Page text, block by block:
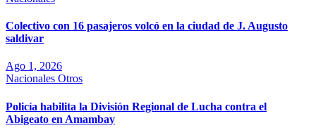
Colectivo con 16 pasajeros volcó en la ciudad de J. Augusto
saldivar
Ago 1, 2026
Nacionales Otros
Policía habilita la División Regional de Lucha contra el
Abigeato en Amambay